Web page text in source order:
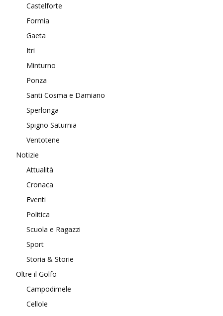
Castelforte
Formia
Gaeta
Itri
Minturno
Ponza
Santi Cosma e Damiano
Sperlonga
Spigno Saturnia
Ventotene
Notizie
Attualità
Cronaca
Eventi
Politica
Scuola e Ragazzi
Sport
Storia & Storie
Oltre il Golfo
Campodimele
Cellole